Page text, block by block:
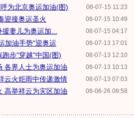
08-07-15 11:23
为北京奥运加油(图)
08-07-15 10:49
迎接奥运圣火
08-07-15 04:17
妻儿为奥运加...
08-07-13 17:01
加油手势"迎奥运
08-07-13 12:10
步"穿越"中国(图)
08-07-13 10:13
各界人士为奥运加油
08-07-13 07:03
云火炬雨中传递激情
08-06-26 09:58
高举祥云为灾区加油